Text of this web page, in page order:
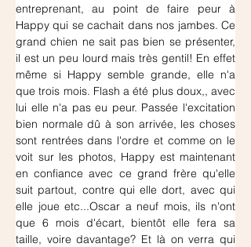
entreprenant, au point de faire peur à
Happy qui se cachait dans nos jambes. Ce
grand chien ne sait pas bien se présenter,
il est un peu lourd mais très gentil! En effet
même si Happy semble grande, elle n'a
que trois mois. Flash a été plus doux,, avec
lui elle n'a pas eu peur. Passée l'excitation
bien normale dû à son arrivée, les choses
sont rentrées dans l'ordre et comme on le
voit sur les photos, Happy est maintenant
en confiance avec ce grand frère qu'elle
suit partout, contre qui elle dort, avec qui
elle joue etc...Oscar a neuf mois, ils n'ont
que 6 mois d'écart, bientôt elle fera sa
taille, voire davantage? Et là on verra qui